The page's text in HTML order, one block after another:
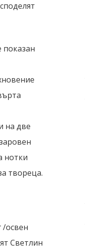
на две
нотки
твореца.
/освен
Светлин